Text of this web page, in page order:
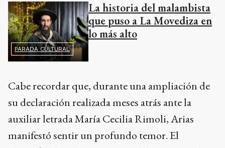
PARADA CULTURAL
La historia del malambista
que puso a La Movediza en
lo más alto
Cabe recordar que, durante una ampliación de
su declaración realizada meses atrás ante la
auxiliar letrada María Cecilia Rimoli, Arias
manifestó sentir un profundo temor. El